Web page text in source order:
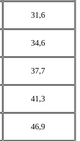
31,6
34,6
37,7
41,3
46,9